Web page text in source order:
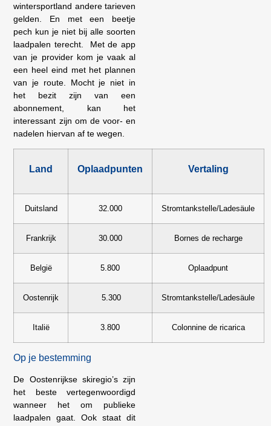
wintersportland andere tarieven
gelden. En met een beetje
pech kun je niet bij alle soorten
laadpalen terecht. Met de app
van je provider kom je vaak al
een heel eind met het plannen
van je route. Mocht je niet in
het bezit zijn van een
abonnement, kan het
interessant zijn om de voor- en
nadelen hiervan af te wegen.
Land Oplaadpunten Vertaling
Duitsland 32.000 Stromtankstelle/Ladesäule
Frankrijk 30.000 Bornes de recharge
België 5.800 Oplaadpunt
Oostenrijk 5.300 Stromtankstelle/Ladesäule
Italië 3.800 Colonnine de ricarica
Op je bestemming
De Oostenrijkse skiregio’s zijn
het beste vertegenwoordigd
wanneer het om publieke
laadpalen gaat. Ook staat dit